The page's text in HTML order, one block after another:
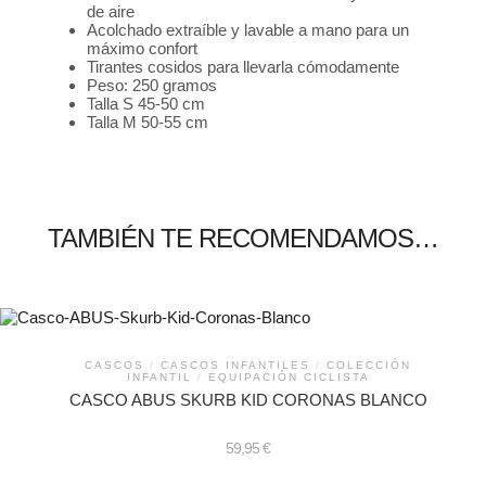
de aire
Acolchado extraíble y lavable a mano para un
máximo confort
Tirantes cosidos para llevarla cómodamente
Peso: 250 gramos
Talla S 45-50 cm
Talla M 50-55 cm
TAMBIÉN TE RECOMENDAMOS…
CASCOS / CASCOS INFANTILES /
COLECCIÓN
INFANTIL
/ EQUIPACIÓN CICLISTA
CASCO ABUS SKURB KID CORONAS BLANCO
59,95€